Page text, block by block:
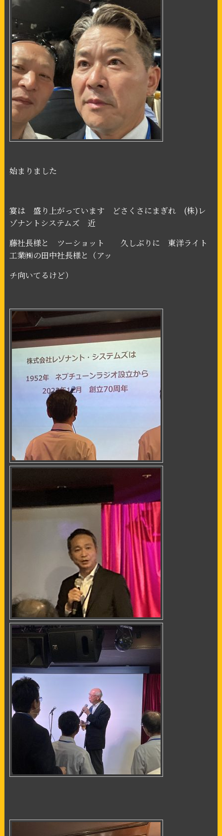
始まりました
宴は 盛り上がっています どさくさにまぎれ (株) レ
ゾナントシステムズ 近
藤社長様と ツーショット 久しぶりに 東洋ライト
工業㈱の田中社長様と（アッ
チ向いてるけど）